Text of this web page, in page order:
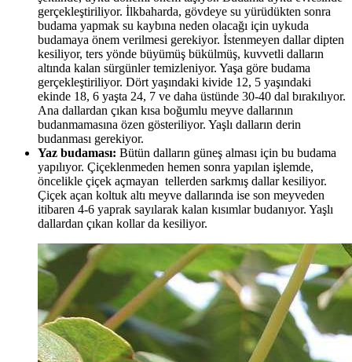
gerçekleştiriliyor. İlkbaharda, gövdeye su yürüdükten sonra
budama yapmak su kaybına neden olacağı için uykuda
budamaya önem verilmesi gerekiyor. İstenmeyen dallar dipten
kesiliyor, ters yönde büyümüş bükülmüş, kuvvetli dalların
altında kalan sürgünler temizleniyor. Yaşa göre budama
gerçekleştiriliyor. Dört yaşındaki kivide 12, 5 yaşındaki
ekinde 18, 6 yaşta 24, 7 ve daha üstünde 30-40 dal bırakılıyor.
Ana dallardan çıkan kısa boğumlu meyve dallarının
budanmamasına özen gösteriliyor. Yaşlı dalların derin
budanması gerekiyor.
Yaz budaması: Bütün dalların güneş alması için bu budama
yapılıyor. Çiçeklenmeden hemen sonra yapılan işlemde,
öncelikle çiçek açmayan tellerden sarkmış dallar kesiliyor.
Çiçek açan koltuk altı meyve dallarında ise son meyveden
itibaren 4-6 yaprak sayılarak kalan kısımlar budanıyor. Yaşlı
dallardan çıkan kollar da kesiliyor.